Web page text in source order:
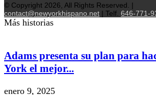
© Copyright 2026, All Rights Reserved. |
contact@newyorkhispano.net | Telf. 646-771-
Más historias
Adams presenta su plan para
York el mejor...
enero 9, 2025